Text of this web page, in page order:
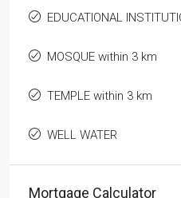
EDUCATIONAL
MOSQUE within 3 km
TEMPLE within 3 km
WELL WATER
Mortgage Calculator